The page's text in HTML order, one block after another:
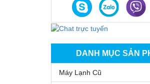
DANH MỤC SẢN
Máy Lạnh Cũ